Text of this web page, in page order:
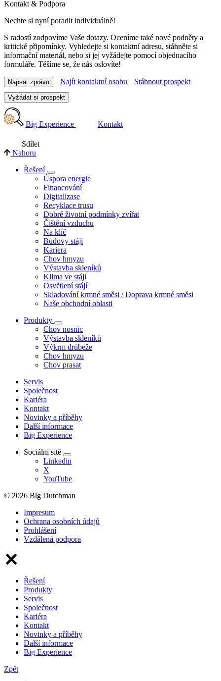
Kontakt & Podpora
Nechte si nyní poradit individuálně!
S radostí zodpovíme Vaše dotazy. Oceníme také nové podněty a
kritické připomínky. Vyhledejte si kontaktní adresu, stáhněte si
informační materiál, nebo si jej vyžádejte pomocí objednacího
formuláře. Těšíme se, že nás oslovíte!
Napsat zprávu Najít kontaktní osobu Stáhnout prospekt
Vyžádat si prospekt
Big Experience Kontakt
Sdílet
Nahoru
Řešení
Úspora energie
Financování
Digitalizase
Recyklace trusu
Dobré životní podmínky zvířat
Čištění vzduchu
Na klíč
Budovy stájí
Kariera
Chov hmyzu
Výstavba skleníků
Klima ve stáji
Osvětlení stájí
Skladování krmné směsi / Doprava krmné směsi
Naše obchodní oblasti
Produkty
Chov nosnic
Výstavba skleníků
Výkrm drůbeže
Chov hmyzu
Chov prasat
Servis
Společnost
Kariéra
Kontakt
Novinky a příběhy
Další informace
Big Experience
Sociální sítě
Linkedin
X
YouTube
© 2026 Big Dutchman
Impresum
Ochrana osobních údajů
Prohlášení
Vzdálená podpora
Řešení
Produkty
Servis
Společnost
Kariéra
Kontakt
Novinky a příběhy
Další informace
Big Experience
Zpět